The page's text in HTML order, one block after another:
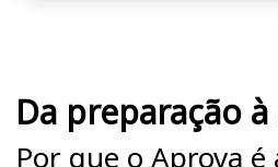
Da preparação
Por que o Aprova